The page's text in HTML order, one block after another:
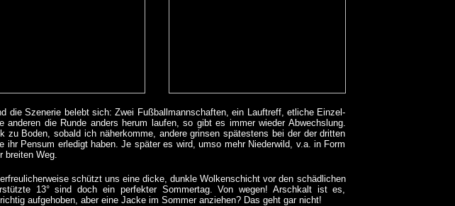
die Szenerie belebt sich: Zwei Fußballmannschaften, ein Lauftreff, etliche Einzel-
die Runde anders herum laufen, so gibt es immer wieder Abwechslung.
zu Boden, sobald ich näherkomme, andere grinsen spätestens bei der der dritten
ihr Pensum erledigt haben. Je später es wird, umso mehr Niederwild, v.a. in Form
breiten Weg.
schützt uns eine dicke, dunkle Wolkenschicht vor den schädlichen
13° sind doch ein perfekter Sommertag. Von wegen! Arschkalt ist es,
aufgehoben, aber eine Jacke im Sommer anziehen? Das geht gar nicht!